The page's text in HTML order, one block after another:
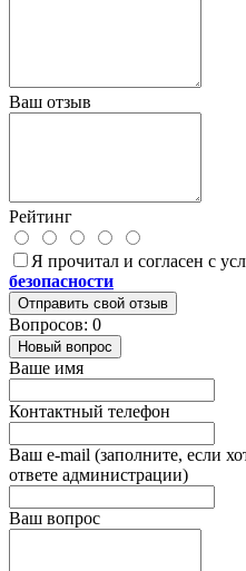
Ваш отзыв
Рейтинг
Я прочитал и согласен с
безопасности
Отправить свой отзыв
Вопросов: 0
Новый вопрос
Ваше имя
Контактный телефон
Ваш e-mail (заполните, если
ответе администрации)
Ваш вопрос